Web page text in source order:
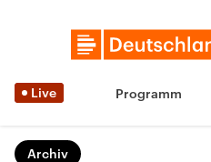
Live Programm
Archiv